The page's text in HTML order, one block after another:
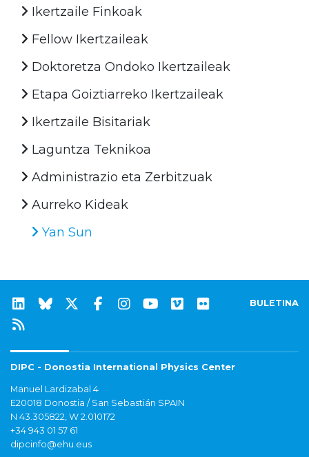
Ikertzaile Finkoak
Fellow Ikertzaileak
Doktoretza Ondoko Ikertzaileak
Etapa Goiztiarreko Ikertzaileak
Ikertzaile Bisitariak
Laguntza Teknikoa
Administrazio eta Zerbitzuak
Aurreko Kideak
Yan Sun
BULETINA
DIPC - Donostia International Physics Center
Manuel Lardizabal 4
E20018 Donostia / San Sebastián SPAIN
N 43.305822, W 2.010172
+34 943 01 57 61
dipcinfo@ehu.eus